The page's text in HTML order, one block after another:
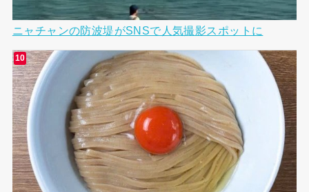
ニャチャンの防波堤がSNSで人気撮影スポットに